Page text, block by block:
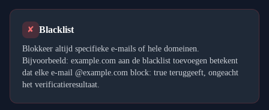
✘ Blacklist
Blokkeer altijd specifieke e-mails of hele domeinen.
Bijvoorbeeld: example.com aan de blacklist toevoegen betekent
dat elke e-mail @example.com block: true teruggeeft, ongeacht
het verificatieresultaat.